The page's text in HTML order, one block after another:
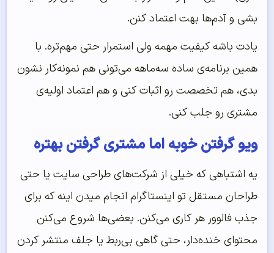
بشی و آدم‌ها بهت اعتماد کنن.
یادت باشه کیفیت مهمه ولی استمرار حتی مهم‌تره. با
همین برنامه‌ی ساده سه‌ماهه می‌تونی هم نمونه‌کار نشون
بدی، هم تخصصت رو اثبات کنی و هم اعتماد اولیه‌ی
مشتری رو جلب کنی.
ویو گرفتن خوبه اما مشتری گرفتن بهتره
یه اشتباهی که خیلی از شرکت‌های طراحی سایت یا حتی
طراحان مستقل تو اینستاگرام انجام میدن اینه که برای
جذب فالوور هر کاری می‌کنن. بعضی‌ها شروع می‌کنن
محتوای خنده‌دار، حتی گاهی بی‌ربط یا جلف منتشر کردن